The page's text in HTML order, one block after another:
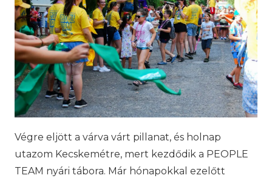
Végre eljött a várva várt pillanat, és holnap
utazom Kecskemétre, mert kezdődik a PEOPLE
TEAM nyári tábora. Már hónapokkal ezelőtt